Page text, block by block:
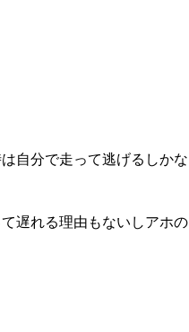
自分で走って逃げるしかな
遅れる理由もないしアホの